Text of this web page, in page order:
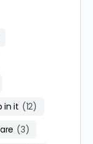
in it (12)
(3)